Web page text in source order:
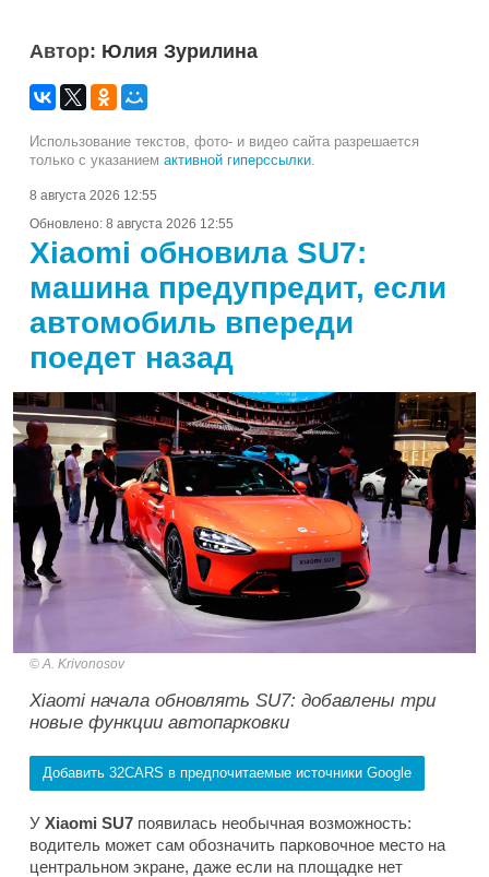
Автор: Юлия Зурилина
Использование текстов, фото- и видео сайта разрешается
только с указанием активной гиперссылки.
8 августа 2026 12:55
Обновлено: 8 августа 2026 12:55
Xiaomi обновила SU7:
машина предупредит, если
автомобиль впереди
поедет назад
A. Krivonosov
Xiaomi начала обновлять SU7: добавлены три
новые функции автопарковки
Добавить 32CARS в предпочитаемые источники Google
У Xiaomi SU7 появилась необычная возможность:
водитель может сам обозначить парковочное место на
центральном экране, даже если на площадке нет